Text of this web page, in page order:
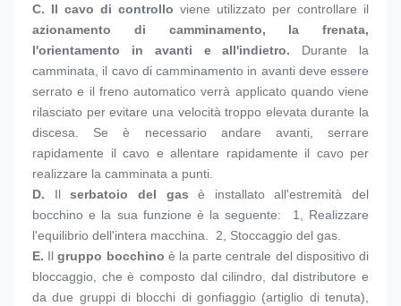
C. Il cavo di controllo
azionamento di camminamento, la frenata,
l'orientamento in avanti e all'indietro. Durante la
camminata, il cavo di camminamento in avanti deve essere
serrato e il freno automatico verrà applicato quando viene
rilasciato per evitare una velocità troppo elevata durante la
discesa. Se è necessario andare avanti, serrare
rapidamente il cavo e allentare rapidamente il cavo per
realizzare la camminata a punti.
D. Il serbatoio del gas è installato all'estremità del
bocchino e la sua funzione è la seguente:  1, Realizzare
l'equilibrio dell'intera macchina.  2, Stoccaggio del gas.
E. Il gruppo bocchino è la parte centrale del dispositivo di
bloccaggio, che è composto dal cilindro, dal distributore e
da due gruppi di blocchi di gonfiaggio (artiglio di tenuta),